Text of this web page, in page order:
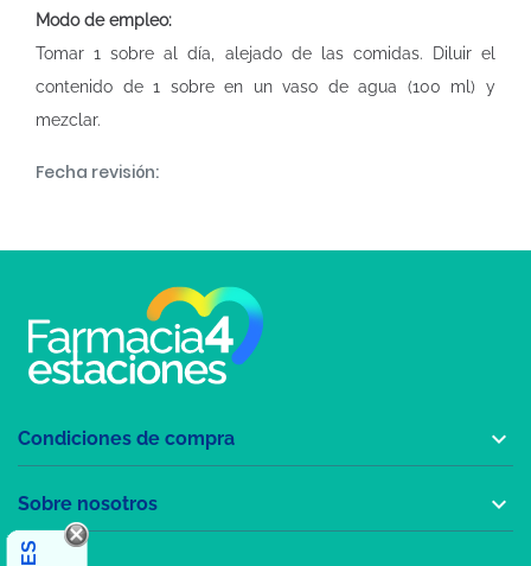
Modo de empleo:
Tomar 1 sobre al día, alejado de las comidas. Diluir el
contenido de 1 sobre en un vaso de agua (100 ml) y
mezclar.
Fecha revisión:
Condiciones de compra 
Sobre nosotros 